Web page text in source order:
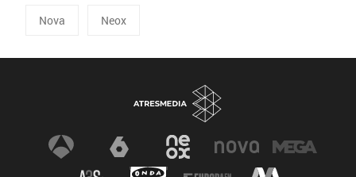
Nova Neox